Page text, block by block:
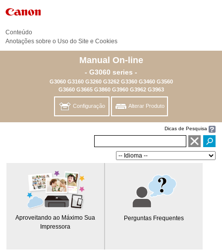
Conteúdo
Anotações sobre o Uso do Site e Cookies
Manual On-line
- G3060 series -
G3060 G3160 G3260 G3262 G3360 G3460 G3560
G3660 G3665 G3860 G3960 G3962 G3963
Configuração Alterar Produto
Dicas de Pesquisa
Aproveitando ao Máximo Sua
Impressora
Perguntas Frequentes